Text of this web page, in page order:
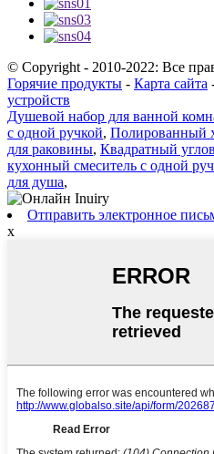
© Copyright - 2010-2022: Все
Горячие продукты - Карта сайта
устройств
Душевой набор для ванной
с одной ручкой, Полированный
для раковины, Квадратный
кухонный смеситель с одной
для душа,
Отправить электронное
x